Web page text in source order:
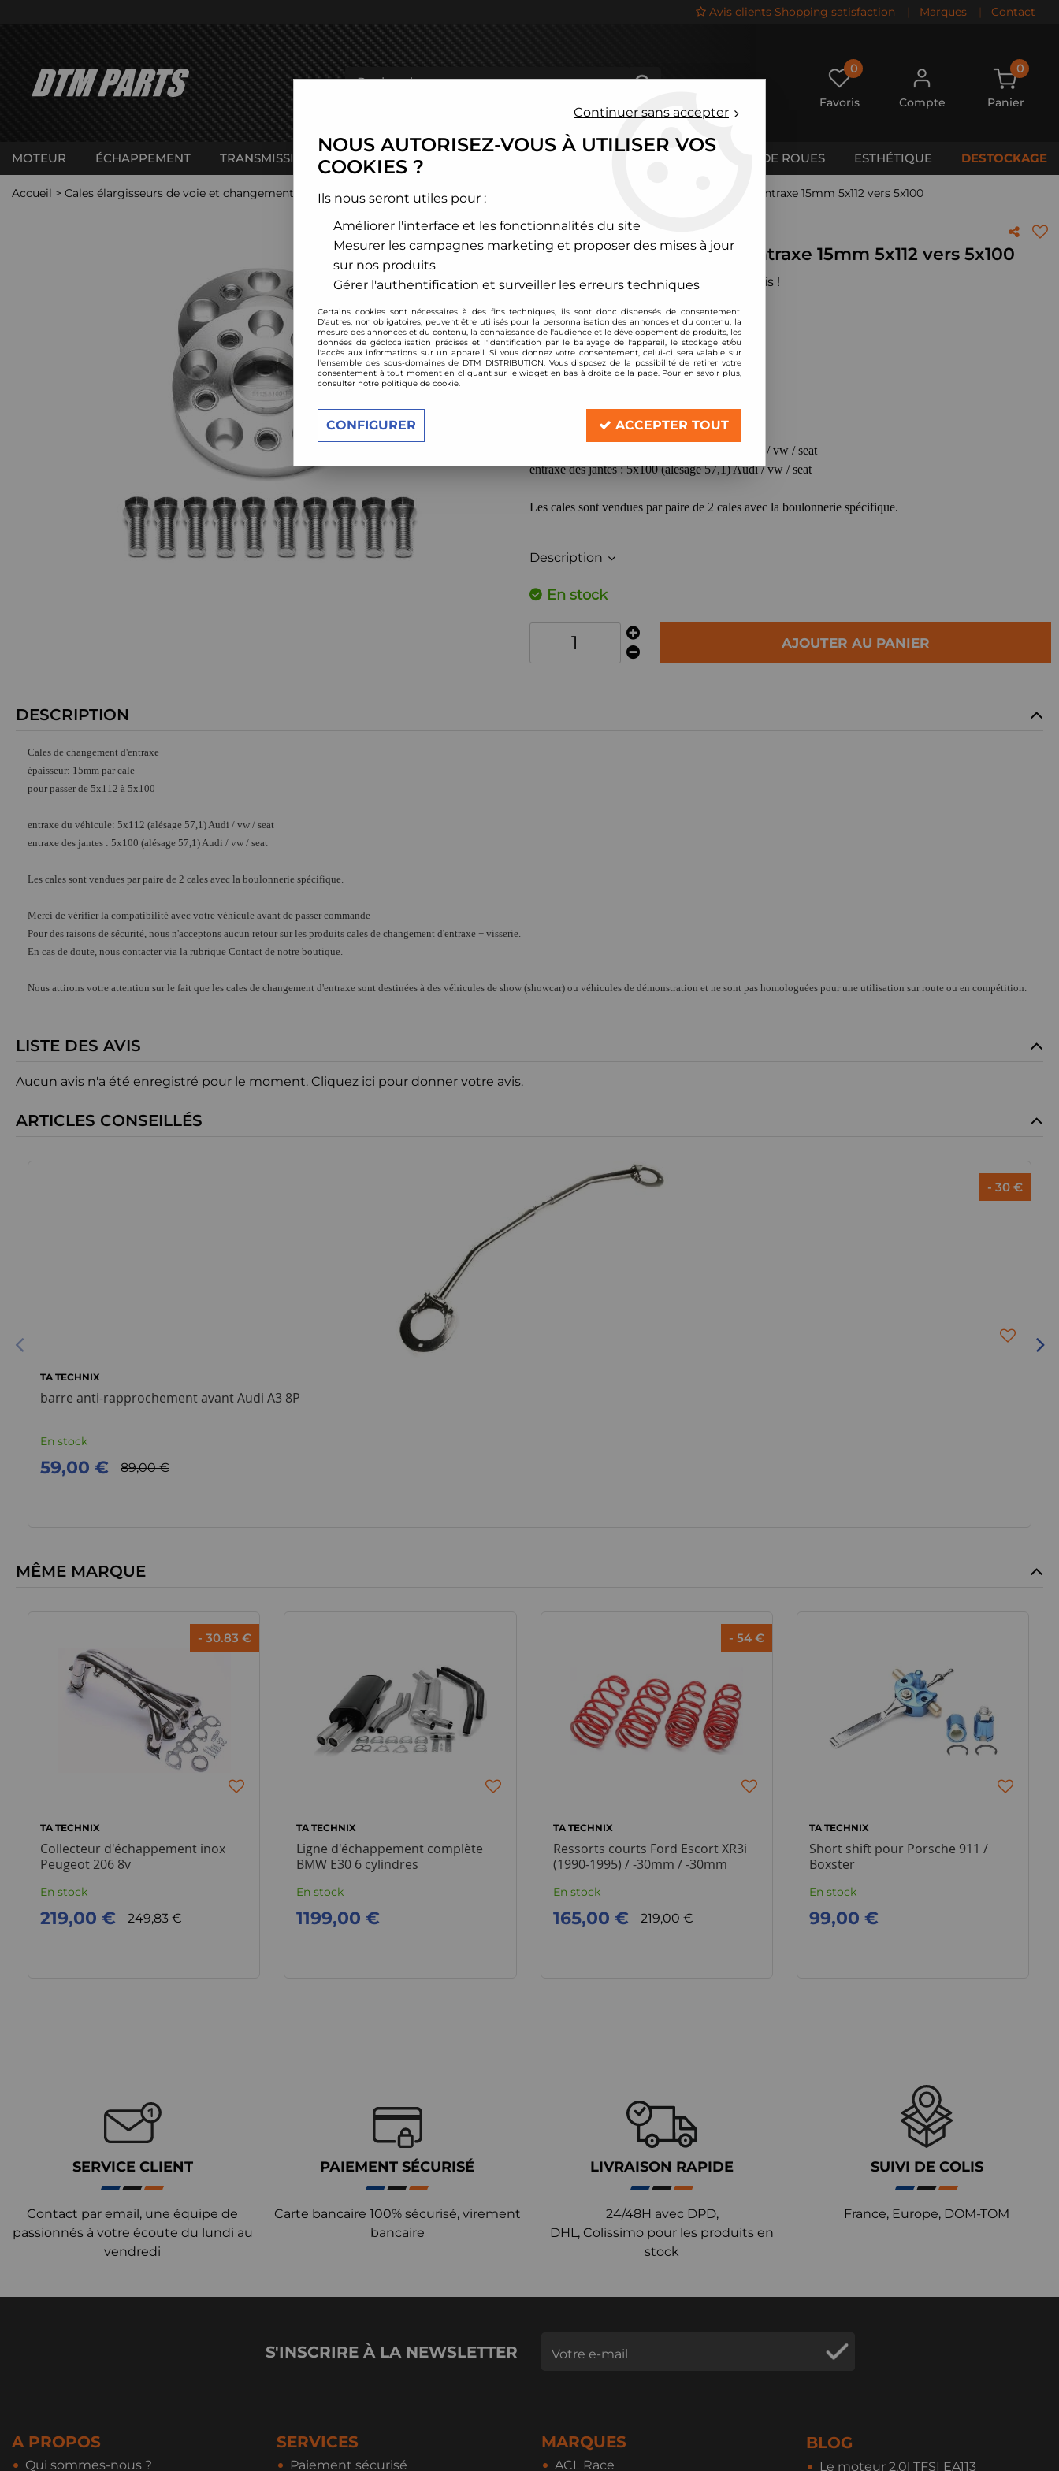
Avis clients Shopping satisfaction | Marques | Contact
0
Favoris Compte
0
Panier
MOTEUR ÉCHAPPEMENT TRANSMISSION CHÂSSIS CALES DE ROUES ESTHÉTIQUE DESTOCKAGE
Accueil > Cales élargisseurs de voie et changement d'entraxe >Cales changement d'entraxe Cales de changement d'entraxe 15mm 5x112 vers 5x100
TA TECHNIX
Cales de changement d'entraxe 15mm 5x112 vers 5x100
Soyez le premier à donner votre avis !
119,00 €TTC
Réf. :5112-5100-15P
Cales de changement d'entraxe
pour passer de 5x112 à 5x100
entraxe du véhicule: 5x112 (alésage 57,1) Audi / vw / seat
entraxe des jantes : 5x100 (alésage 57,1) Audi / vw / seat
Les cales sont vendues par paire de 2 cales avec la boulonnerie spécifique.
Description
En stock
AJOUTER AU PANIER
DESCRIPTION
Cales de changement d'entraxe
épaisseur: 15mm par cale
pour passer de 5x112 à 5x100
entraxe du véhicule: 5x112 (alésage 57,1) Audi / vw / seat
entraxe des jantes : 5x100 (alésage 57,1) Audi / vw / seat
Les cales sont vendues par paire de 2 cales avec la boulonnerie spécifique.
Merci de vérifier la compatibilité avec votre véhicule avant de passer commande
Pour des raisons de sécurité, nous n'acceptons aucun retour sur les produits cales de changement d'entraxe + visserie.
En cas de doute, nous contacter via la rubrique Contact de notre boutique.
Nous attirons votre attention sur le fait que les cales de changement d'entraxe sont destinées à des véhicules de show (showcar) ou véhicules de démonstration et ne sont pas homologuées pour une utilisation sur route ou en compétition.
LISTE DES AVIS
Aucun avis n'a été enregistré pour le moment. Cliquez ici pour donner votre avis.
ARTICLES CONSEILLÉS
- 30 €
TA TECHNIX
barre anti-rapprochement avant Audi A3 8P
En stock
89,00 €
59,00 €
MÊME MARQUE
- 30.83 €
TA TECHNIX
Collecteur d'échappement inox
Peugeot 206 8v
En stock
249,83 €
219,00 €
TA TECHNIX
Ligne d'échappement complète
BMW E30 6 cylindres
En stock
1199,00 €
- 54 €
TA TECHNIX
Ressorts courts Ford Escort XR3i
(1990-1995) / -30mm / -30mm
En stock
219,00 €
165,00 €
TA TECHNIX
Short shift pour Porsche 911 /
Boxster
En stock
99,00 €
SERVICE CLIENT
Contact par email, une équipe de
passionnés à votre écoute du lundi au
vendredi
PAIEMENT SÉCURISÉ
Carte bancaire 100% sécurisé, virement
bancaire
LIVRAISON RAPIDE
24/48H avec DPD,
DHL, Colissimo pour les produits en
stock
SUIVI DE COLIS
France, Europe, DOM-TOM
S'INSCRIRE À LA NEWSLETTER
A PROPOS
Qui sommes-nous ?
SERVICES
Paiement sécurisé
MARQUES
ACL Race
BLOG
Le moteur 2,0l TFSI EA113
Continuer sans accepter
NOUS AUTORISEZ-VOUS À UTILISER VOS
COOKIES ?
Ils nous seront utiles pour :
Améliorer l'interface et les fonctionnalités du site
Mesurer les campagnes marketing et proposer des mises à jour
sur nos produits
Gérer l'authentification et surveiller les erreurs techniques
Certains cookies sont nécessaires à des fins techniques, ils sont donc dispensés de consentement.
D'autres, non obligatoires, peuvent être utilisés pour la personnalisation des annonces et du contenu, la
mesure des annonces et du contenu, la connaissance de l'audience et le développement de produits, les
données de géolocalisation précises et l'identification par le balayage de l'appareil, le stockage et/ou
l'accès aux informations sur un appareil. Si vous donnez votre consentement, celui-ci sera valable sur
l’ensemble des sous-domaines de DTM DISTRIBUTION. Vous disposez de la possibilité de retirer votre
consentement à tout moment en cliquant sur le widget en bas à droite de la page. Pour en savoir plus,
consulter notre politique de cookie.
CONFIGURER ACCEPTER TOUT